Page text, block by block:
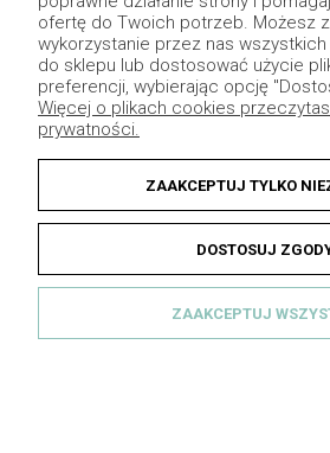
Moje konto
Pozostałe
ofertę do Twoich potrzeb. Możesz
wykorzystanie przez nas
do sklepu lub dostosować użycie
preferencji, wybierając opcję
Więcej o plikach cookies
prywatności.
ZAAKCEPTUJ TYLKO
DOSTOSUJ
ZAAKCEPTUJ